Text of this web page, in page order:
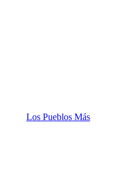
Los Pueblos Más